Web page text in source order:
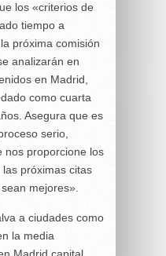
los «criterios de
tiempo a
próxima comisión
analizarán en
en Madrid,
como cuarta
Asegura que es
serio,
nos proporcione los
próximas citas
mejores».
a ciudades como
la media